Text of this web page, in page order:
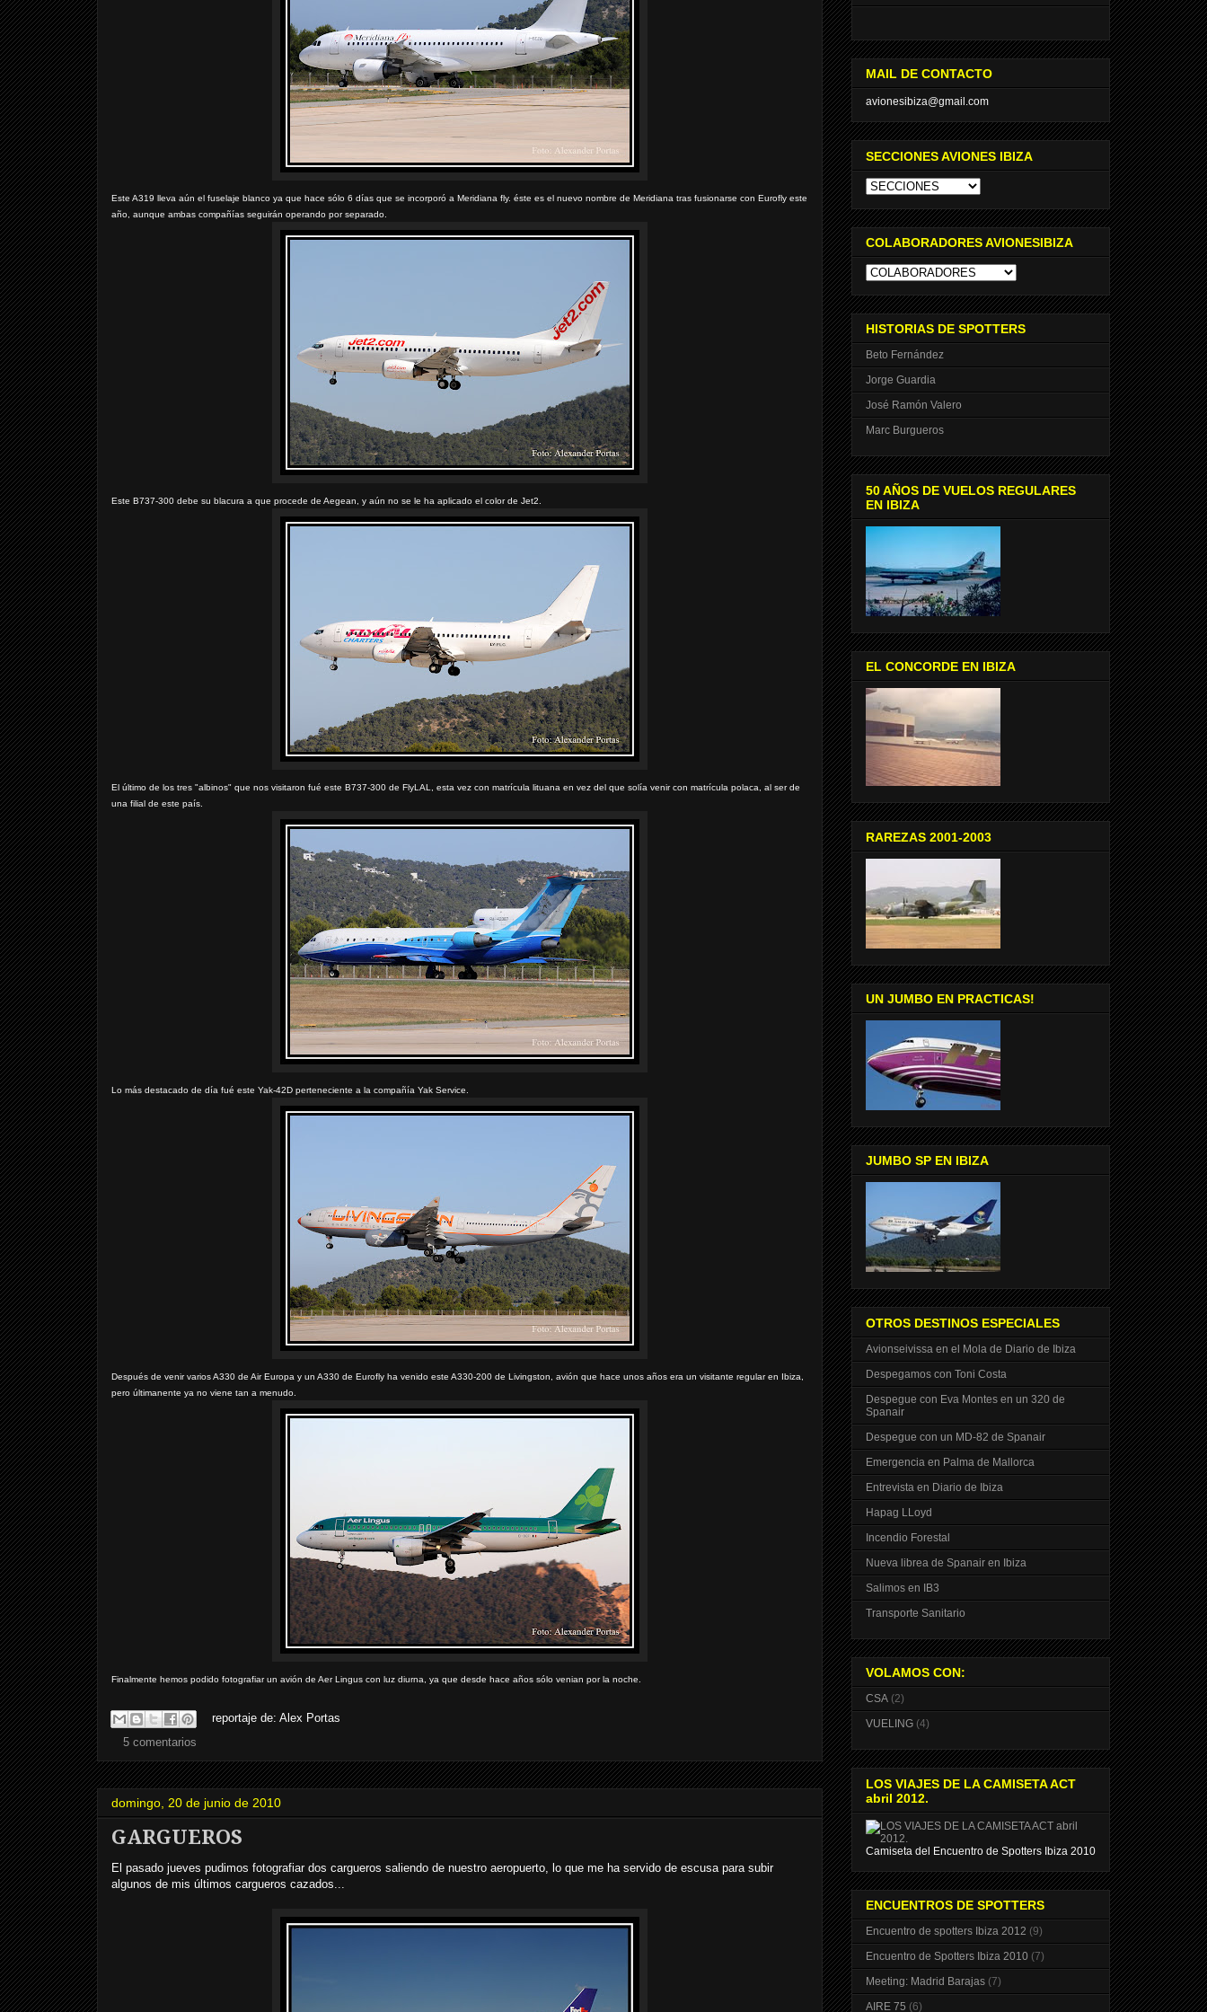
Este A319 lleva aún el fuselaje blanco ya que hace sólo 6 días que se incorporó a Meridiana fly. éste es el nuevo nombre de Meridiana tras fusionarse con Eurofly este
año, aunque ambas compañías seguirán operando por separado.
Este B737-300 debe su blacura a que procede de Aegean, y aún no se le ha aplicado el color de Jet2.
El último de los tres "albinos" que nos visitaron fué este B737-300 de FlyLAL, esta vez con matrícula lituana en vez del que solía venir con matrícula polaca, al ser de
una filial de este país.
Lo más destacado de día fué este Yak-42D perteneciente a la compañía Yak Service.
Después de venir varios A330 de Air Europa y un A330 de Eurofly ha venido este A330-200 de Livingston, avión que hace unos años era un visitante regular en Ibiza,
pero últimanente ya no viene tan a menudo.
Finalmente hemos podido fotografiar un avión de Aer Lingus con luz diurna, ya que desde hace años sólo venian por la noche.
reportaje de: Alex Portas
5 comentarios
domingo, 20 de junio de 2010
GARGUEROS
El pasado jueves pudimos fotografiar dos cargueros saliendo de nuestro aeropuerto, lo que me ha servido de escusa para subir
algunos de mis últimos cargueros cazados...
MAIL DE CONTACTO
avionesibiza@gmail.com
SECCIONES AVIONES IBIZA
COLABORADORES AVIONESIBIZA
HISTORIAS DE SPOTTERS
Beto Fernández
Jorge Guardia
José Ramón Valero
Marc Burgueros
50 AÑOS DE VUELOS REGULARES
EN IBIZA
EL CONCORDE EN IBIZA
RAREZAS 2001-2003
UN JUMBO EN PRACTICAS!
JUMBO SP EN IBIZA
OTROS DESTINOS ESPECIALES
Avionseivissa en el Mola de Diario de Ibiza
Despegamos con Toni Costa
Despegue con Eva Montes en un 320 de
Spanair
Despegue con un MD-82 de Spanair
Emergencia en Palma de Mallorca
Entrevista en Diario de Ibiza
Hapag LLoyd
Incendio Forestal
Nueva librea de Spanair en Ibiza
Salimos en IB3
Transporte Sanitario
VOLAMOS CON:
CSA (2)
VUELING (4)
LOS VIAJES DE LA CAMISETA ACT
abril 2012.
Camiseta del Encuentro de Spotters Ibiza 2010
ENCUENTROS DE SPOTTERS
Encuentro de spotters Ibiza 2012 (9)
Encuentro de Spotters Ibiza 2010 (7)
Meeting: Madrid Barajas (7)
AIRE 75 (6)